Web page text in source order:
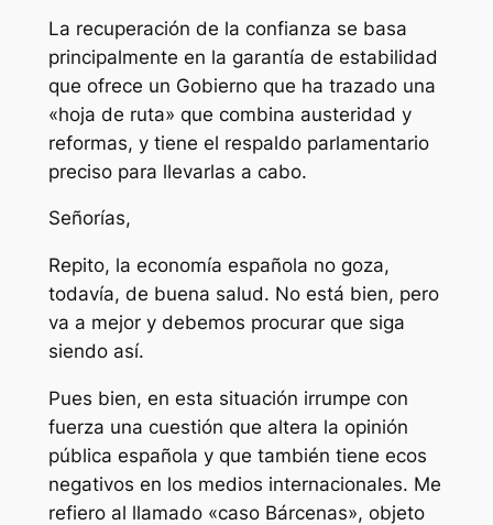
La recuperación de la confianza se basa
principalmente en la garantía de estabilidad
que ofrece un Gobierno que ha trazado una
«hoja de ruta» que combina austeridad y
reformas, y tiene el respaldo parlamentario
preciso para llevarlas a cabo.
Señorías,
Repito, la economía española no goza,
todavía, de buena salud. No está bien, pero
va a mejor y debemos procurar que siga
siendo así.
Pues bien, en esta situación irrumpe con
fuerza una cuestión que altera la opinión
pública española y que también tiene ecos
negativos en los medios internacionales. Me
refiero al llamado «caso Bárcenas», objeto